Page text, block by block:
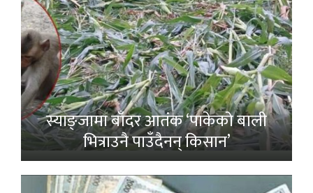
स्याङ्जामा बाँदर आतंक ‘पाकेको बाली
भित्राउनै पाउँदैनन् किसान’